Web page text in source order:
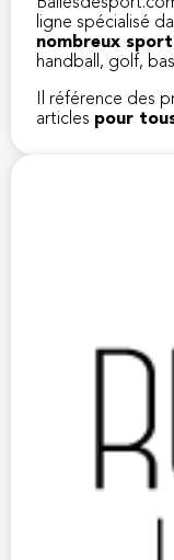
ligne spécialisé
nombreux
handball, golf,
Il référence des
articles pour